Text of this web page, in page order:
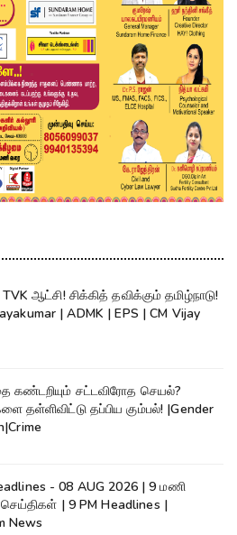
ஆட்சி! சிக்கித் தவிக்கும் தமிழ்நாடு!
| ADMK | EPS | CM Vijay
கண்டறியும் சட்டவிரோத செயல்?
தள்ளிவிட்டு தப்பிய கும்பல்! |Gender
- 08 AUG 2026 | 9 மணி
| 9 PM Headlines |
News